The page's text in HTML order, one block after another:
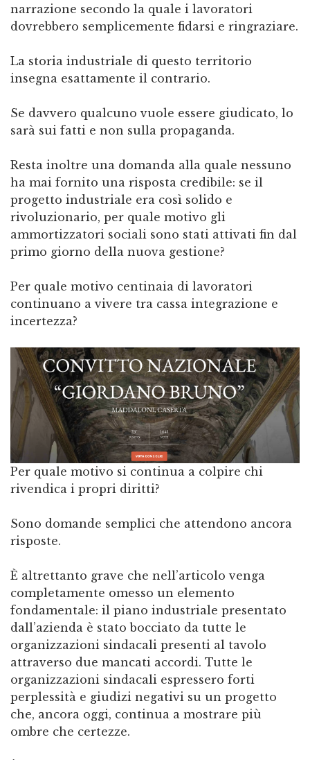
narrazione secondo la quale i lavoratori
dovrebbero semplicemente fidarsi e ringraziare.
La storia industriale di questo territorio
insegna esattamente il contrario.
Se davvero qualcuno vuole essere giudicato, lo
sarà sui fatti e non sulla propaganda.
Resta inoltre una domanda alla quale nessuno
ha mai fornito una risposta credibile: se il
progetto industriale era così solido e
rivoluzionario, per quale motivo gli
ammortizzatori sociali sono stati attivati fin dal
primo giorno della nuova gestione?
Per quale motivo centinaia di lavoratori
continuano a vivere tra cassa integrazione e
incertezza?
Per quale motivo si continua a colpire chi
rivendica i propri diritti?
Sono domande semplici che attendono ancora
risposte.
È altrettanto grave che nell’articolo venga
completamente omesso un elemento
fondamentale: il piano industriale presentato
dall’azienda è stato bocciato da tutte le
organizzazioni sindacali presenti al tavolo
attraverso due mancati accordi. Tutte le
organizzazioni sindacali espressero forti
perplessità e giudizi negativi su un progetto
che, ancora oggi, continua a mostrare più
ombre che certezze.